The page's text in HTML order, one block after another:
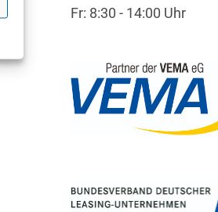
Fr: 8:30 - 14:00 Uhr